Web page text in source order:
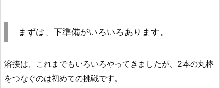
まずは、下準備がいろいろあります。
溶接は、これまでもいろいろやってきましたが、2本の丸棒
をつなぐのは初めての挑戦です。